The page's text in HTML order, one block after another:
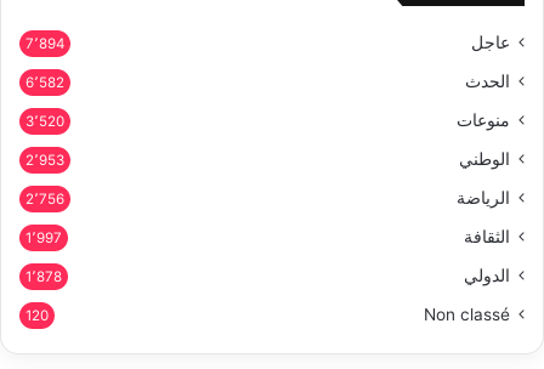
عاجل 7٬894
الحدث 6٬582
منوعات 3٬520
الوطني 2٬953
الرياضة 2٬756
الثقافة 1٬997
الدولي 1٬878
Non classé
120